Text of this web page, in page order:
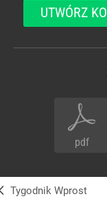
UTWÓRZ
pdf
Tygodnik Wprost